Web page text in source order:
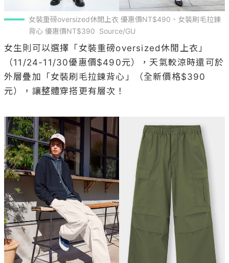
女裝重磅oversized休閒上衣 優惠價NT$490、女裝刷毛拉鍊
背心 優惠價NT$390  Source/GU
女生則可以選擇「女裝重磅oversized休閒上衣」
（11/24-11/30優惠價$490元），天氣較涼時還可於
外層疊加「女裝刷毛拉鍊背心」（全新價格$390
元），讓整體穿搭更有層次！